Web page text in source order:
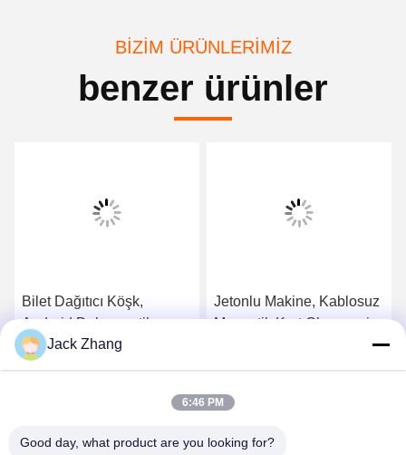
BIZIM ÜRÜNLERIMIZ
benzer ürünler
Bilet Dağıtıcı Köşk,
Android Dokunmatik
Ekranlı Kuyruk Bilet
MakinesiEn İyi Fiyatı Alın
Jetonlu Makine, Kablosuz
Manyetik Kart Okuyucu ile
En İyi Fiyatı Alın
Jack Zhang
6:46 PM
Good day, what product are you looking for?